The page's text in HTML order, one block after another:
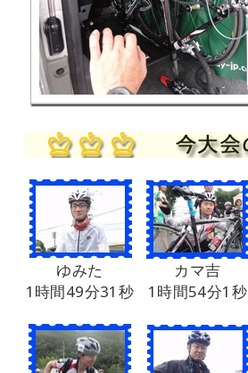
ゆみた カマ吉
1時間49分31秒
1時間54分1秒